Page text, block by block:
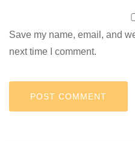
Save my name, email, and
next time I comment.